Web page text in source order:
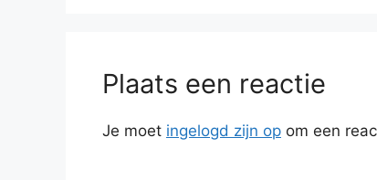
Plaats een reactie
Je moet ingelogd zijn op om een